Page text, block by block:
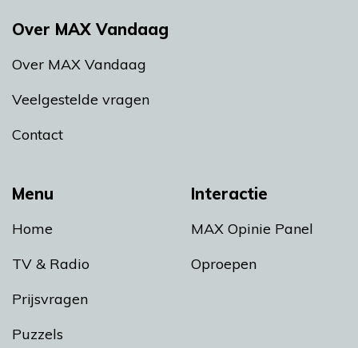
Menu
Home
TV & Radio
Prijsvragen
Puzzels
Interactie
MAX Opinie Panel
Oproepen
Over MAX Vandaag
Over MAX Vandaag
Veelgestelde vragen
Contact